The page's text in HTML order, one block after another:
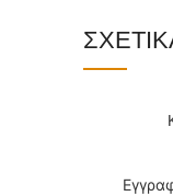
ΔΙΑΒΆΣΤΕ